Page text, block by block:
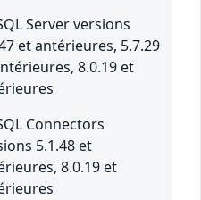
Server versions
et antérieures, 5.7.29
8.0.19 et
Connectors
5.1.48 et
8.0.19 et